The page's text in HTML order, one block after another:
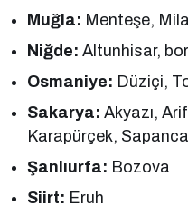
Muğla: Menteşe,
Niğde: Altunhisar, bor
Osmaniye: Düziçi,
Sakarya:Akyazı,
Karapürçek, Sapanca
Şanlıurfa: Bozova
Siirt: Eruh